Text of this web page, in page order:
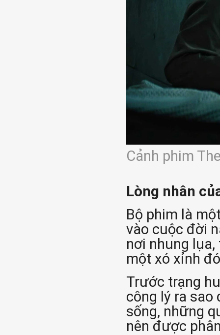
Cảnh phim
Lòng nhân
Bộ phim là
vào cuộc đời
nơi nhung
một xó xỉnh
Trước trạng
công lý ra
sống, những
nên được